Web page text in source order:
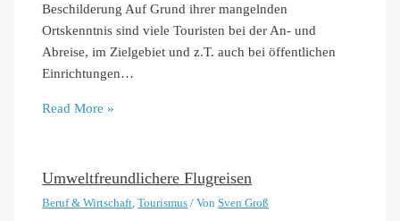
Beschilderung Auf Grund ihrer mangelnden
Ortskenntnis sind viele Touristen bei der An- und
Abreise, im Zielgebiet und z.T. auch bei öffentlichen
Einrichtungen…
Read More »
Umweltfreundlichere Flugreisen
Beruf & Wirtschaft,Tourismus / VonSven Groß